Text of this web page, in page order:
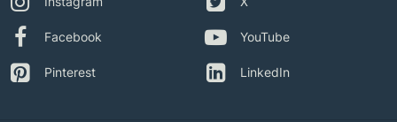
Facebook
Pinterest
YouTube
LinkedIn